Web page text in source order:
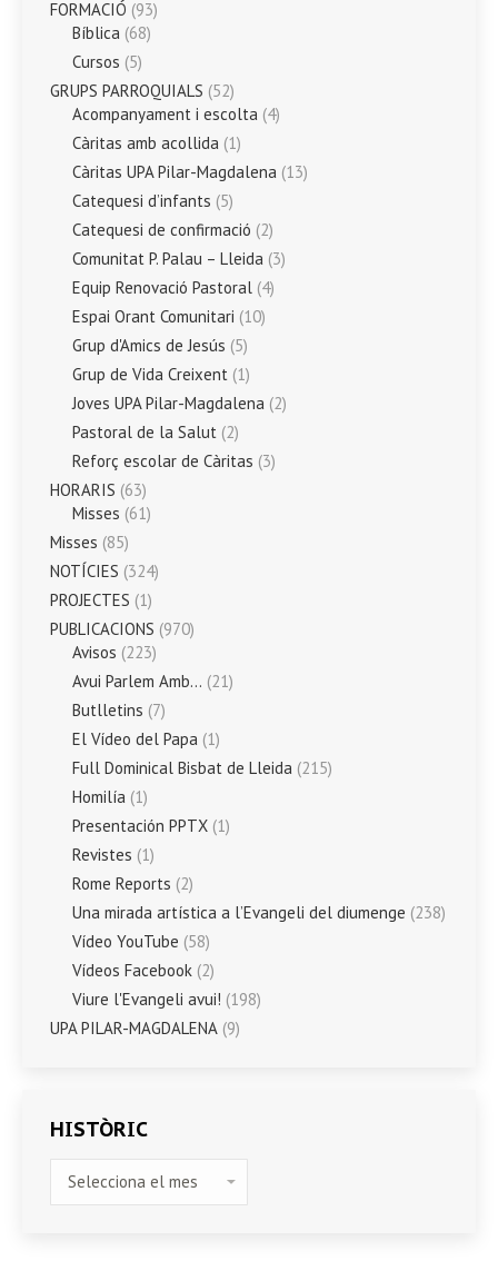
FORMACIÓ (93)
Bíblica (68)
Cursos (5)
GRUPS PARROQUIALS (52)
Acompanyament i escolta (4)
Càritas amb acollida (1)
Càritas UPA Pilar-Magdalena (13)
Catequesi d’infants (5)
Catequesi de confirmació (2)
Comunitat P. Palau – Lleida (3)
Equip Renovació Pastoral (4)
Espai Orant Comunitari (10)
Grup d'Amics de Jesús (5)
Grup de Vida Creixent (1)
Joves UPA Pilar-Magdalena (2)
Pastoral de la Salut (2)
Reforç escolar de Càritas (3)
HORARIS (63)
Misses (61)
Misses (85)
NOTÍCIES (324)
PROJECTES (1)
PUBLICACIONS (970)
Avisos (223)
Avui Parlem Amb… (21)
Butlletins (7)
El Vídeo del Papa (1)
Full Dominical Bisbat de Lleida (215)
Homilía (1)
Presentación PPTX (1)
Revistes (1)
Rome Reports (2)
Una mirada artística a l’Evangeli del diumenge (238)
Vídeo YouTube (58)
Vídeos Facebook (2)
Viure l'Evangeli avui! (198)
UPA PILAR-MAGDALENA (9)
HISTÒRIC